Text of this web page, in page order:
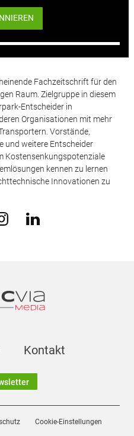
Fachzeitschrift für den
Raum. Zielgruppe in diesem
Entscheider in
Organisationen mit mehr
Vorstände,
und weitere Entscheider
Kostensenkungspotenziale
kennen zu lernen
Innovationen zu
Kontakt
Cookie-Einstellungen